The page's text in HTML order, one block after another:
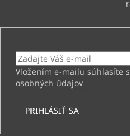
Vložením e-mailu súhlasíte s
osobných údajov
PRIHLÁSIŤ SA